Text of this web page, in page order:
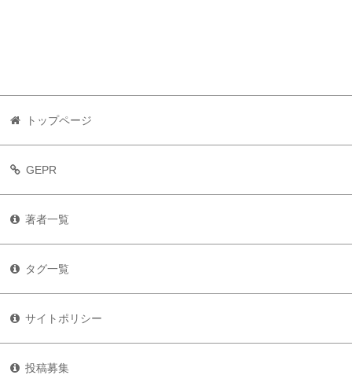
トップページ
GEPR
著者一覧
タグ一覧
サイトポリシー
投稿募集